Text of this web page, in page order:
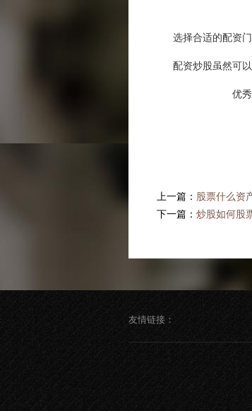
选择合适的配资
配资炒股虽然可
优
上一篇： 股票什么资
下一篇： 炒股如何股
友情链接：